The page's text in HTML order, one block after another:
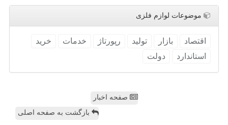
موضوعات لوازم فلزی
اقتصاد بازار تولید رپورتاژ خدمات
خرید
استاندارد
دولت
صفحه اخبار
بازگشت به صفحه اصلی